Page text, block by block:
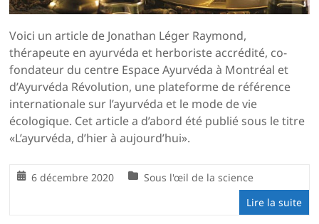
Voici un article de Jonathan Léger Raymond,
thérapeute en ayurvéda et herboriste accrédité, co-
fondateur du centre Espace Ayurvéda à Montréal et
d’Ayurvéda Révolution, une plateforme de référence
internationale sur l’ayurvéda et le mode de vie
écologique. Cet article a d’abord été publié sous le titre
«L’ayurvéda, d’hier à aujourd’hui».
6 décembre 2020
Sous l'œil de la science
Lire la suite